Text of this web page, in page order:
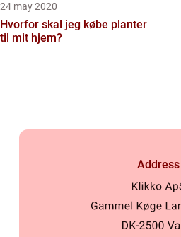
24 may 2020
Hvorfor skal jeg købe planter
til mit hjem?
Address